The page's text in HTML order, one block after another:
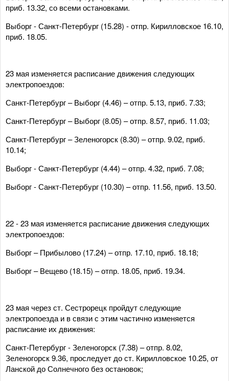
приб. 13.32, со всеми остановками.
Выборг - Санкт-Петербург (15.28) - отпр. Кирилловское 16.10,
приб. 18.05.
23 мая изменяется расписание движения следующих
электропоездов:
Санкт-Петербург – Выборг (4.46) – отпр. 5.13, приб. 7.33;
Санкт-Петербург – Выборг (8.05) – отпр. 8.57, приб. 11.03;
Санкт-Петербург – Зеленогорск (8.30) – отпр. 9.02, приб.
10.14;
Выборг - Санкт-Петербург (4.44) – отпр. 4.32, приб. 7.08;
Выборг - Санкт-Петербург (10.30) – отпр. 11.56, приб. 13.50.
22 - 23 мая изменяется расписание движения следующих
электропоездов:
Выборг – Прибылово (17.24) – отпр. 17.10, приб. 18.18;
Выборг – Вещево (18.15) – отпр. 18.05, приб. 19.34.
23 мая через ст. Сестрорецк пройдут следующие
электропоезда и в связи с этим частично изменяется
расписание их движения:
Санкт-Петербург - Зеленогорск (7.38) – отпр. 8.02,
Зеленогорск 9.36, проследует до ст. Кирилловское 10.25, от
Ланской до Солнечного без остановок;